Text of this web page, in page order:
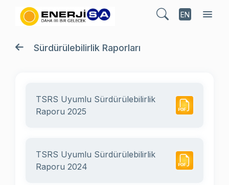
EN
Sürdürülebilirlik Raporları
TSRS Uyumlu Sürdürülebilirlik
Raporu 2025
TSRS Uyumlu Sürdürülebilirlik
Raporu 2024